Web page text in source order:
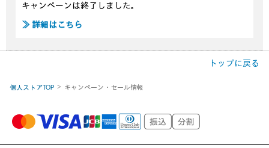
キャンペーンは終了しました。
≫ 詳細はこちら
トップに戻る
個人ストアTOP キャンペーン・セール情報